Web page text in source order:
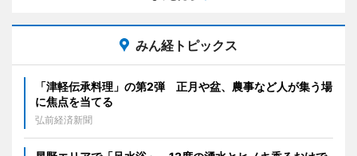
みん経トピックス
「津軽伝承料理」の第2弾 正月や盆、農事など人が集う場
に焦点を当てる
弘前経済新聞